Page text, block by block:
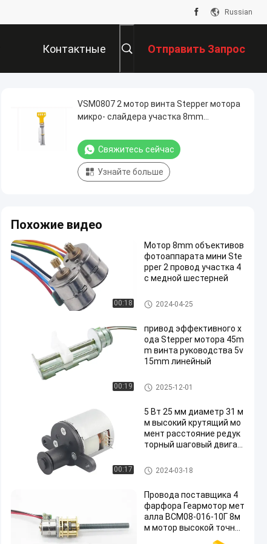
Russian
Контактные
Данные
Отправить Запрос
VSM0807 2 мотор винта Stepper мотора
микро- слайдера участка 8mm
Свяжитесь сейчас
Узнайте больше
Похожие видео
00:18
Мотор 8mm объективов
фотоаппарата мини Ste
pper 2 провод участка 4
с медной шестерней
Микро-шаговых двигателей
2024-04-25
00:19
привод эффективного х
ода Stepper мотора 45m
m винта руководства 5v
15mm линейный
Мотор слайдера Степпер
2025-12-01
00:17
5 Вт 25 мм диаметр 31 м
м высокий крутящий мо
мент расстояние редук
торный шаговый двигат
юны, анализатора кров
и, сварочной машины
направлены шаговый двигат
ель
2024-03-18
Провода поставщика 4
фарфора Геармотор мет
алла ВСМ08-016-10Г 8м
м мотор высокой точнос
ти степпер мотора 3.3в